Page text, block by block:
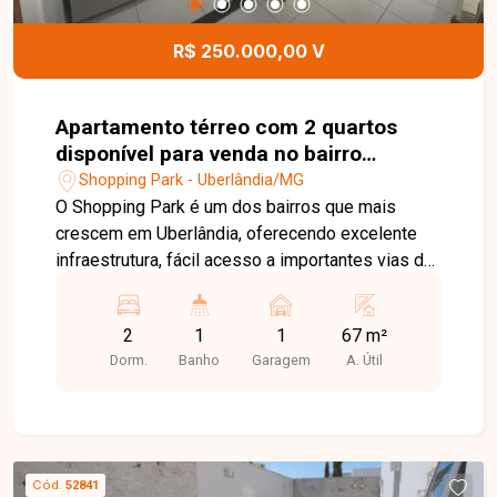
R$ 250.000,00 V
Apartamento térreo com 2 quartos
disponível para venda no bairro
Shopping Park em Uberlândia-MG
Shopping Park - Uberlândia/MG
O Shopping Park é um dos bairros que mais
crescem em Uberlândia, oferecendo excelente
infraestrutura, fácil acesso a importantes vias da
serviços. A região proporciona praticidade para o
dia a dia, além de contar com escolas,
supermercados, farmácias e opções de lazer,
área construída e 25,45 m² de área privativa
2
Dorm.
1
Banho
1
Garagem
67 m²
A. Útil
Cód. 52841